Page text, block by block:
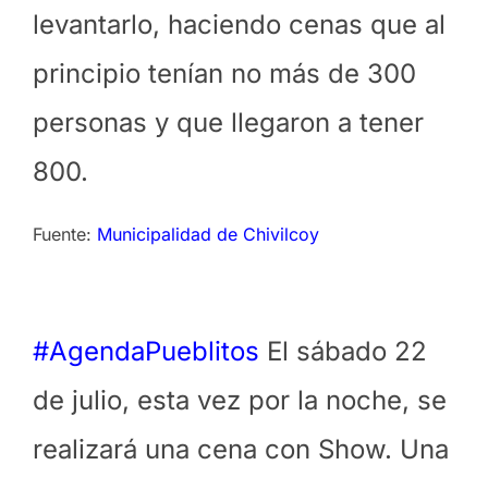
levantarlo, haciendo cenas que al
principio tenían no más de 300
personas y que llegaron a tener
800.
Fuente: Municipalidad de Chivilcoy
#AgendaPueblitos El sábado 22
de julio, esta vez por la noche, se
realizará una cena con Show. Una